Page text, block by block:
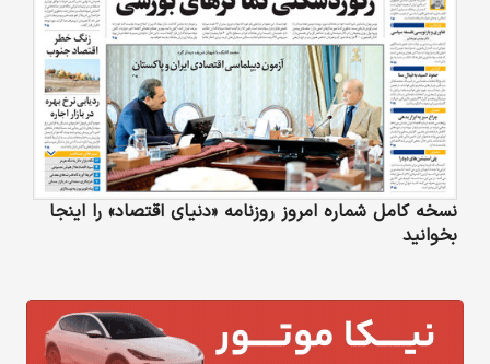
نسخه کامل شماره امروز روزنامه «دنیای‌ اقتصاد» را اینجا
بخوانید